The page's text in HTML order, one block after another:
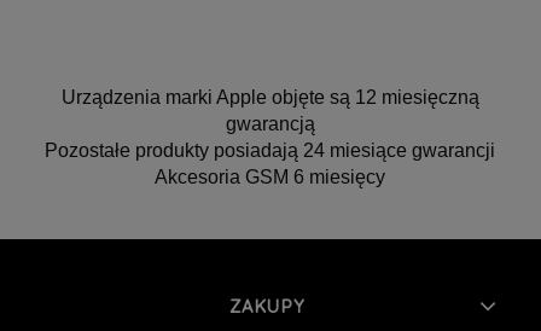
Urządzenia marki Apple objęte są 12 miesięczną
gwarancją
Pozostałe produkty posiadają 24 miesiące gwarancji
Akcesoria GSM 6 miesięcy
ZAKUPY